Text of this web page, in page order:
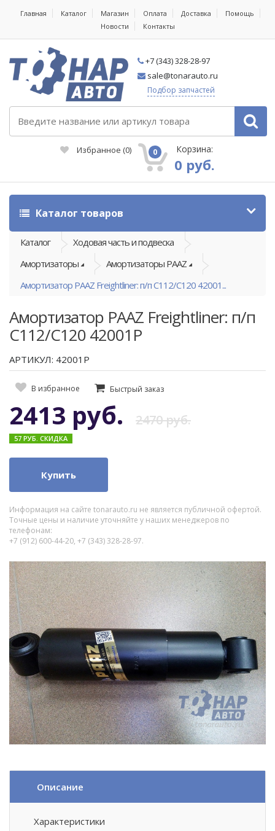
Главная Каталог Магазин Оплата Доставка
Помощь
Новости
Контакты
+7 (343) 328-28-97
sale@tonarauto.ru
Подбор запчастей
Избранное (0) 0 Корзина:
0 руб.
Каталог товаров
Каталог
Ходовая часть и подвеска
Амортизаторы
Амортизаторы PAAZ
Амортизатор PAAZ Freightliner: п/п C112/C120 42001...
Амортизатор PAAZ Freightliner: п/п
C112/C120 42001P
АРТИКУЛ: 42001P
В избранное Быстрый заказ
2413 руб. 2470 руб.
57 РУБ. СКИДКА
Купить
Информация на сайте tonarauto.ru не является публичной офертой.
Точные цены и наличие уточняйте у наших менеджеров по
телефонам:
+7 (912) 600-44-20, +7 (343) 328-28-97.
Описание
Характеристики